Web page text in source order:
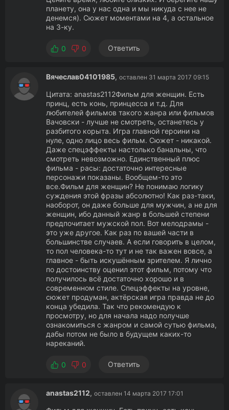
планету, она у нас одна и мы никуда с нее не
денемся). Сюжет моментами на 4, а остальное
на 3-ку.
0 0 Ответить
Вячеслав04101985, оставлен 31 марта 2017 09:15
Цитата: anastas2112Фильм для женщин. Есть
принц, есть конь, принцесса и т.д. Для
любителей фильмов такого жанра или фильмов
Вачовски - лучше не смотреть, останетесь у
разбитого корыта. Игра главной героини на
нуле, одно лицо весь фильм. Сюжет - никакой.
Даже спецэффекты настолько банальны, что
смотреть невозможно. Единственный плюс
фильма - расы: достаточно интересные
персонажи показаны. Вообщем-то это
все.Фильм для женщин? Не понимаю логику
суждения этой фразы абсолютно! Как раз-таки,
наоборот, он даже больше для мужчин, а не для
женщин, ибо данный жанр в большей степени
предпочитает мужской пол. Вот мелодрамы -
это уже другое. Как раз по вашей части в
большинстве случаев. А если говорить в целом,
то пол человека-то тут и не так важен вовсе, а
главное - быть искушённым зрителем. Я лично
по достоинству оценил этот фильм, потому что
получилось всё достаточно хорошо и в
современном стиле. Спецэффекты на уровне,
сюжет продуман, актёрская игра правда не до
конца убедила. Так что рекомендую к
просмотру, но для начала надо получше
ознакомиться с жанром и самой сутью фильма,
дабы потом не было в будущем каких-то
нареканий.
0 0 Ответить
anastas2112, оставлен 14 марта 2017 17:01